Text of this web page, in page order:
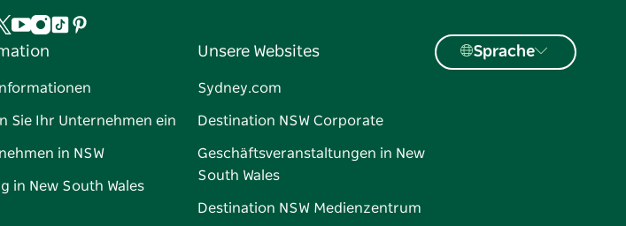
Twitter
YouTube
Instagram
TikTokPinterest
Sie Ihr Unternehmen ein
in NSW
in New South Wales
Unsere Websites
Sydney.com
Destination NSW Corporate
Geschäftsveranstaltungen in New
South Wales
Destination NSW Medienzentrum
Sprache